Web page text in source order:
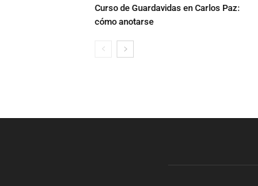
Curso de Guardavidas en Carlos Paz:
cómo anotarse